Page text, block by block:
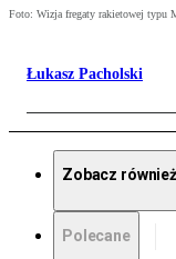
Foto: Wizja fregaty rakietowej typu
Łukasz Pacholski
Zobacz również
Polecane